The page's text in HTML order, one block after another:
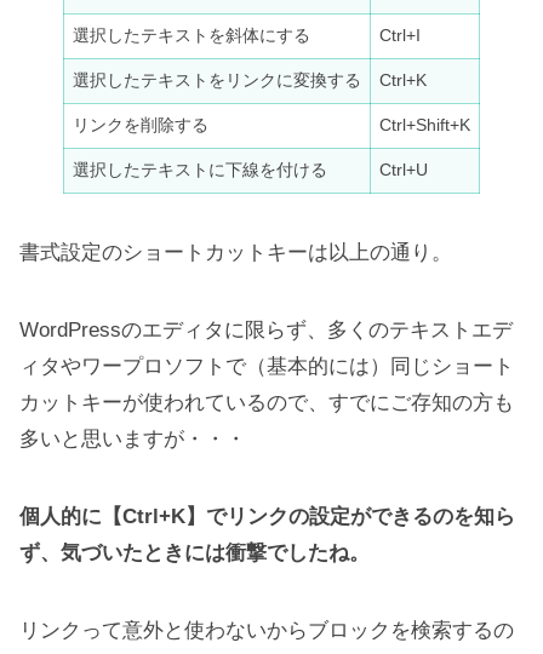
選択したテキストを斜体にする Ctrl+I
選択したテキストをリンクに変換する Ctrl+K
リンクを削除する Ctrl+Shift+K
選択したテキストに下線を付ける Ctrl+U
書式設定のショートカットキーは以上の通り。
WordPressのエディタに限らず、多くのテキストエデ
ィタやワープロソフトで（基本的には）同じショート
カットキーが使われているので、すでにご存知の方も
多いと思いますが・・・
個人的に【Ctrl+K】でリンクの設定ができるのを知ら
ず、気づいたときには衝撃でしたね。
リンクって意外と使わないからブロックを検索するの